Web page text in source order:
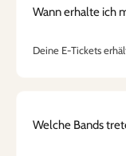
Wann erhalte ich
Deine E-Tickets
Welche Bands